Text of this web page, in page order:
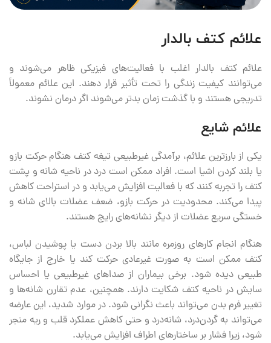
علائم کتف بالدار
علائم کتف بالدار اغلب با فعالیت‌های فیزیکی ظاهر می‌شوند و
می‌توانند کیفیت زندگی را تحت تأثیر قرار دهند. این علائم معمولاً
تدریجی هستند و با گذشت زمان بدتر می‌شوند اگر درمان نشوند.
علائم شایع
یکی از بارزترین علائم، برآمدگی غیرطبیعی تیغه کتف هنگام حرکت بازو
یا بلند کردن اشیا است. افراد ممکن است درد در ناحیه شانه و پشت
کتف را تجربه کنند که با فعالیت افزایش می‌یابد و در استراحت کاهش
پیدا می‌کند. محدودیت در حرکت بازو، ضعف عضلات بالای شانه و
خستگی سریع عضلات از دیگر نشانه‌های رایج هستند.
هنگام انجام کارهای روزمره مانند بالا بردن دست یا پوشیدن لباس،
کتف ممکن است به صورت غیرعادی حرکت کند یا خارج از جایگاه
طبیعی دیده شود. برخی بیماران از صداهای غیرطبیعی یا احساس
سایش در ناحیه کتف شکایت دارند. همچنین، عدم تقارن شانه‌ها و
تغییر فرم بدن می‌تواند باعث نگرانی شود. در موارد شدید، این عارضه
می‌تواند به گردن‌درد، شانه‌درد و حتی کاهش عملکرد قلب و ریه منجر
شود، زیرا فشار بر ساختارهای اطراف افزایش می‌یابد.